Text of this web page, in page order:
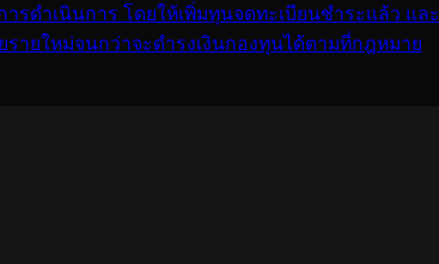
รดำเนินการ โดยให้เพิ่มทุนจดทะเบียนชำระแล้ว และ
ายใหม่จนกว่าจะดำรงเงินกองทุนได้ตามที่กฎหมาย